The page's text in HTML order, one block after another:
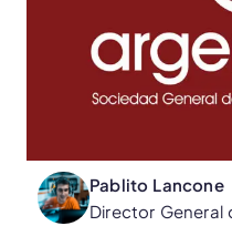
Pablito Lancone
Director General